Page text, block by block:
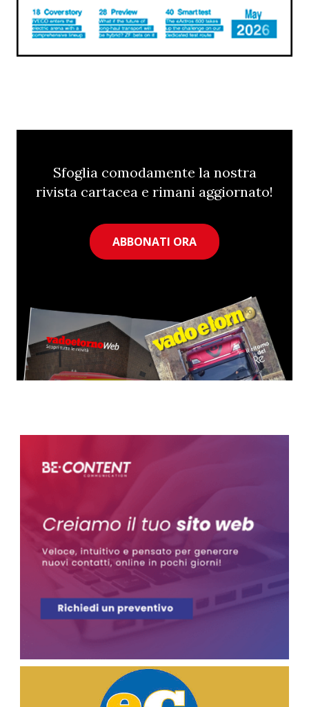
Sfoglia comodamente la nostra
rivista cartacea e rimani aggiornato!
ABBONATI ORA